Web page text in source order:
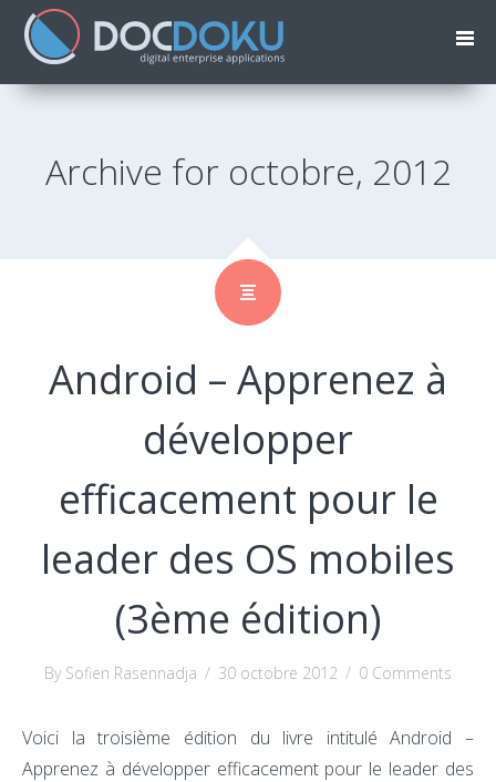
Archive for octobre, 2012
Android – Apprenez à
développer
efficacement pour le
leader des OS mobiles
(3ème édition)
By Sofien Rasennadja / 30 octobre 2012 / 0 Comments
Voici la troisième édition du livre intitulé Android –
Apprenez à développer efficacement pour le leader des